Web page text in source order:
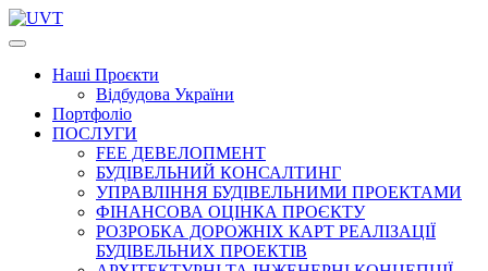
Наші Проєкти
Відбудова України
Портфоліо
ПОСЛУГИ
FEE ДЕВЕЛОПМЕНТ
БУДІВЕЛЬНИЙ КОНСАЛТИНГ
УПРАВЛІННЯ БУДІВЕЛЬНИМИ ПРОЕКТАМИ
ФІНАНСОВА ОЦІНКА ПРОЄКТУ
РОЗРОБКА ДОРОЖНІХ КАРТ РЕАЛІЗАЦІЇ
БУДІВЕЛЬНИХ ПРОЕКТІВ